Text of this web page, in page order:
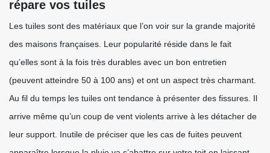
répare vos tuiles
Les tuiles sont des matériaux que l’on voir sur la grande majorité
des maisons françaises. Leur popularité réside dans le fait
qu’elles sont à la fois très durables avec un bon entretien
(peuvent atteindre 50 à 100 ans) et ont un aspect très charmant.
Au fil du temps les tuiles ont tendance à présenter des fissures. Il
arrive même qu’un coup de vent violents arrive à les détacher de
leur support. Inutile de préciser que les cas de fuites peuvent